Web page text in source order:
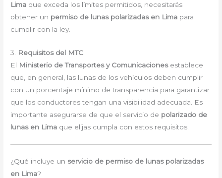
Lima que exceda los límites permitidos, necesitarás
obtener un permiso de lunas polarizadas en Lima para
cumplir con la ley.
3.
Requisitos del MTC
El Ministerio de Transportes y Comunicacionesestablece
que, en general, las lunas de los vehículos deben cumplir
con un porcentaje mínimo de transparencia para garantizar
que los conductores tengan una visibilidad adecuada. Es
importante asegurarse de que el servicio de polarizado de
lunas en Lima que elijas cumpla con estos requisitos.
¿Qué incluye un servicio de permiso de lunas polarizadas
en Lima?